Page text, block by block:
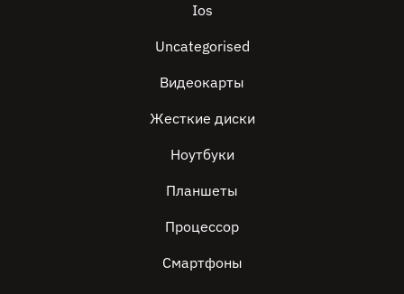
Ios
Uncategorised
Видеокарты
Жесткие диски
Ноутбуки
Планшеты
Процессор
Смартфоны